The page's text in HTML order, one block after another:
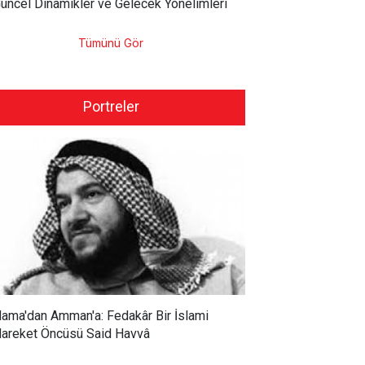
Dinamikler ve Gelecek Yönelimleri
Tümünü Gör
Portreler
Amman'a: Fedakâr Bir İslami
Öncüsü Said Havvâ